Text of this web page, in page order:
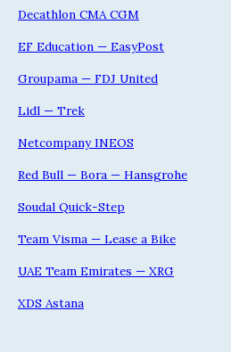
Decathlon CMA CGM
EF Education — EasyPost
Groupama — FDJ United
Lidl — Trek
Netcompany INEOS
Red Bull — Bora — Hansgrohe
Soudal Quick-Step
Team Visma — Lease a Bike
UAE Team Emirates — XRG
XDS Astana